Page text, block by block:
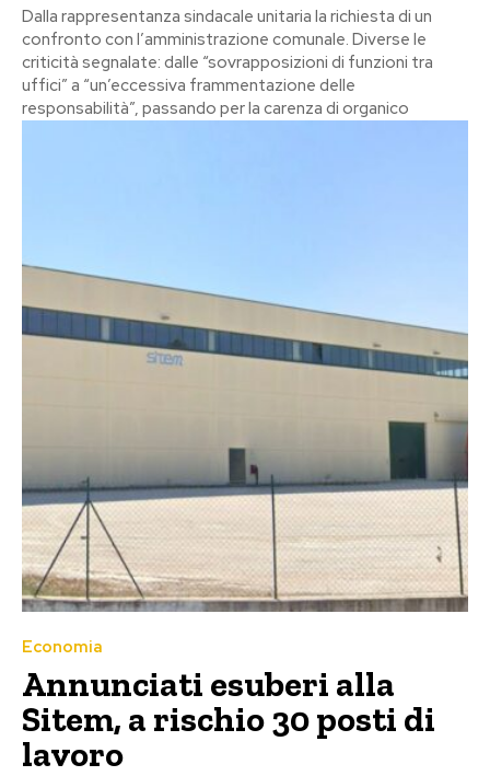
Dalla rappresentanza sindacale unitaria la richiesta di un
confronto con l’amministrazione comunale. Diverse le
criticità segnalate: dalle “sovrapposizioni di funzioni tra
uffici” a “un’eccessiva frammentazione delle
responsabilità”, passando per la carenza di organico
Economia
Annunciati esuberi alla
Sitem, a rischio 30 posti di
lavoro